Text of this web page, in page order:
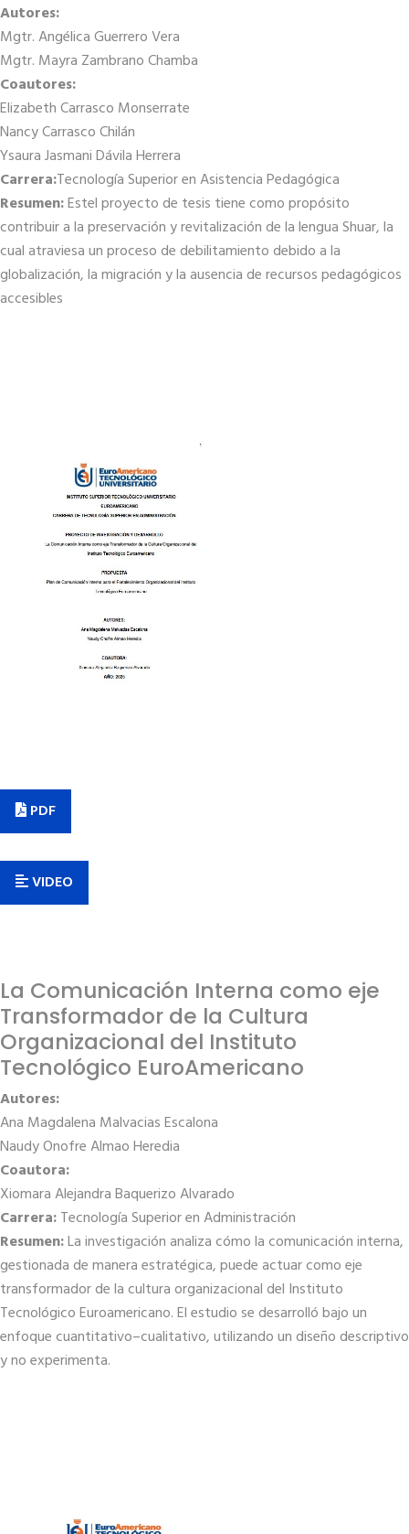
Autores:
Mgtr. Angélica Guerrero Vera
Mgtr. Mayra Zambrano Chamba
Coautores:
Elizabeth Carrasco Monserrate
Nancy Carrasco Chilán
Ysaura Jasmani Dávila Herrera
Carrera:Tecnología Superior en Asistencia Pedagógica
Resumen:Estel proyecto de tesis tiene como propósito
contribuir a la preservación y revitalización de la lengua Shuar, la
cual atraviesa un proceso de debilitamiento debido a la
globalización, la migración y la ausencia de recursos pedagógicos
accesibles
PDF
VIDEO
La Comunicación Interna como eje
Transformador de la Cultura
Organizacional del Instituto
Tecnológico EuroAmericano
Autores:
Ana Magdalena Malvacias Escalona
Naudy Onofre Almao Heredia
Coautora:
Xiomara Alejandra Baquerizo Alvarado
Carrera:Tecnología Superior en Administración
Resumen:La investigación analiza cómo la comunicación interna,
gestionada de manera estratégica, puede actuar como eje
transformador de la cultura organizacional del Instituto
Tecnológico Euroamericano. El estudio se desarrolló bajo un
enfoque cuantitativo–cualitativo, utilizando un diseño descriptivo
y no experimenta.